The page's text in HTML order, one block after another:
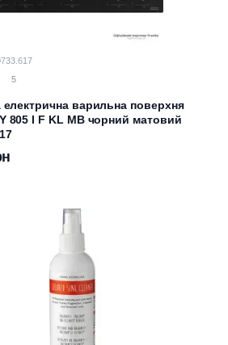
5
електрична варильна поверхня
805 I F KL MB чорний матовий